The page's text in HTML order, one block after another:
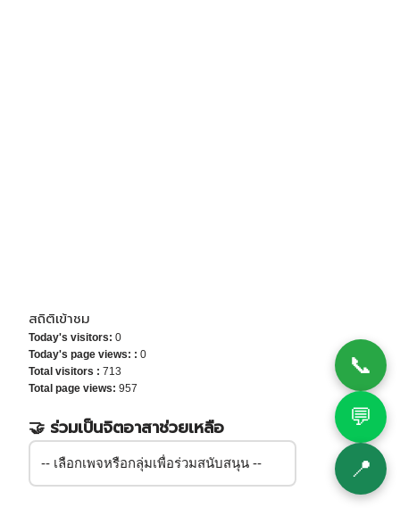
📞
💬
📍
สถิติเข้าชม
Today's visitors:0
Today's page views: :0
Total visitors :713
Total page views:957
🤝 ร่วมเป็นจิตอาสาช่วยเหลือ